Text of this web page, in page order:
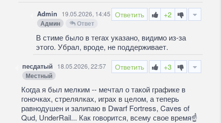
Ответить +2
Admin 19.05.2026, 14:45
Админ Ответ
В стиме было в тегах указано, видимо из-за
этого. Убрал, вроде, не поддерживает.
Ответить +3
песдатый 18.05.2026, 22:57
Местный
Когда я был мелким -- мечтал о такой графике в
гоночках, стрелялках, играх в целом, а теперь
равнодушен и залипаю в Dwarf Fortress, Caves of
Qud, UnderRail... Как говорится, всему свое время☝